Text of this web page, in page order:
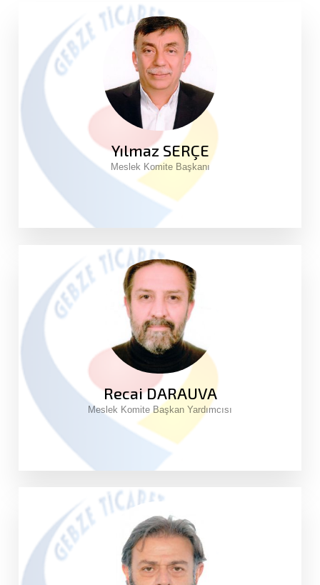
Yılmaz SERÇE
Meslek Komite Başkanı
Recai DARAUVA
Meslek Komite Başkan Yardımcısı